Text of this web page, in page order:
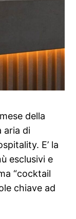
della
aria di
E’ la
esclusivi e
“cocktail
chiave ad